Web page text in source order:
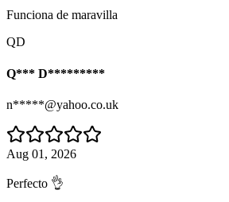
Funciona de maravilla
QD
Q*** D*********
n*****@yahoo.co.uk
Aug 01, 2026
Perfecto 👌